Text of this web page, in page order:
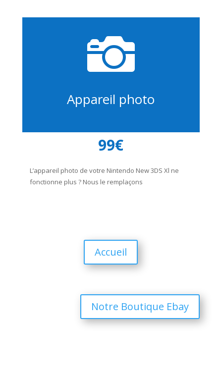

Appareil photo
99€
L’appareil photo de votre Nintendo New 3DS Xl ne
fonctionne plus ? Nous le remplaçons
Accueil
Notre Boutique Ebay